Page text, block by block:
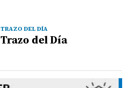
TRAZO DEL DÍA
Trazo del Día